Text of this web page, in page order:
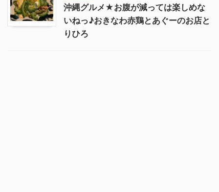
沖縄グルメ★お腹が減っては楽しめな
いねっ♪おきなわ赤鶏とあぐーのお店と
りひろ